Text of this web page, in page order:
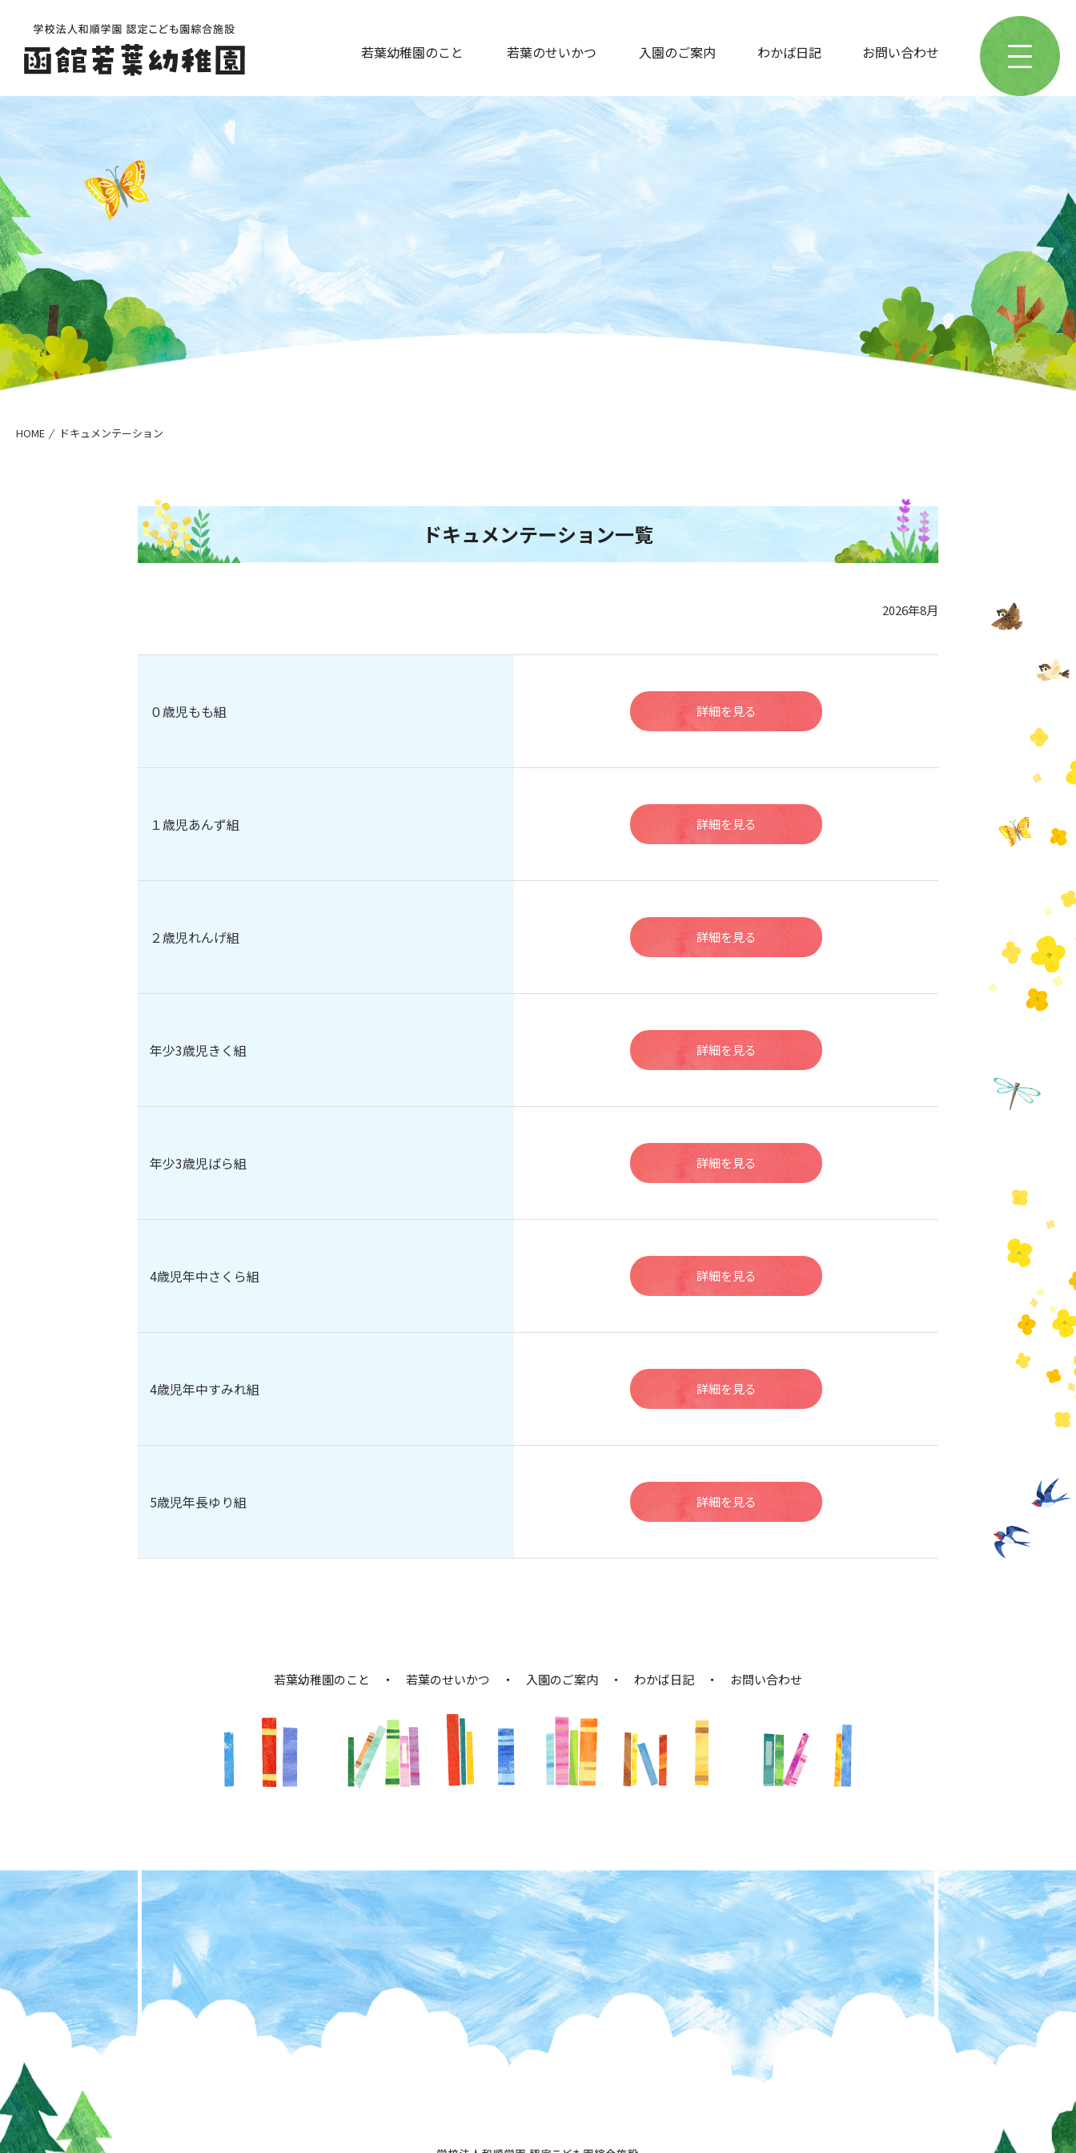
若葉幼稚園のこと 若葉のせいかつ 入園のご案内 わかば日記 お問い合わせ
HOME ドキュメンテーション
ドキュメンテーション一覧
2026年8月
０歳児もも組 詳細を見る
１歳児あんず組 詳細を見る
２歳児れんげ組 詳細を見る
年少3歳児きく組 詳細を見る
年少3歳児ばら組 詳細を見る
4歳児年中さくら組 詳細を見る
4歳児年中すみれ組 詳細を見る
5歳児年長ゆり組 詳細を見る
若葉幼稚園のこと 若葉のせいかつ 入園のご案内 わかば日記 お問い合わせ